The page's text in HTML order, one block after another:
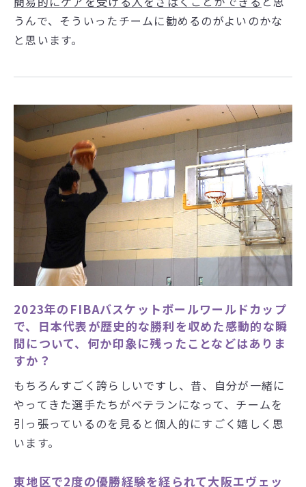
うんで、そういったチームに勧めるのがよいのかな
と思います。
2023年のFIBAバスケットボールワールドカップ
で、日本代表が歴史的な勝利を収めた感動的な瞬
間について、何か印象に残ったことなどはありま
すか？
もちろんすごく誇らしいですし、昔、自分が一緒に
やってきた選手たちがベテランになって、チームを
引っ張っているのを見ると個人的にすごく嬉しく思
います。
東地区で2度の優勝経験を経られて大阪エヴェッ